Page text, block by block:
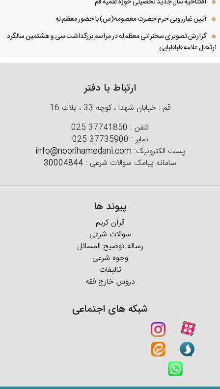
آیین غبارروبی حرم حضرت معصومه(س) با حضور معظم له
گزارش تصویری سخنرانی معظم‌له در مراسم بزرگداشت سی و هشتمین سالگرد
علامه طباطبایی
ارتباط با دفتر
قم : خیابان شهدا ، كوچه 33 ، پلاك 16
تلفن :025 37741850
نمابر :025 37735900
پست الکترونیک:info@noorihamedani.com
سامانه پیامک سوالات شرعی : 30004844
پیوند ها
قرآن کریم
سوالات شرعی
رساله توضیح المسائل
وجوه شرعی
تالیفات
دروس خارج فقه
شبکه های اجتماعی